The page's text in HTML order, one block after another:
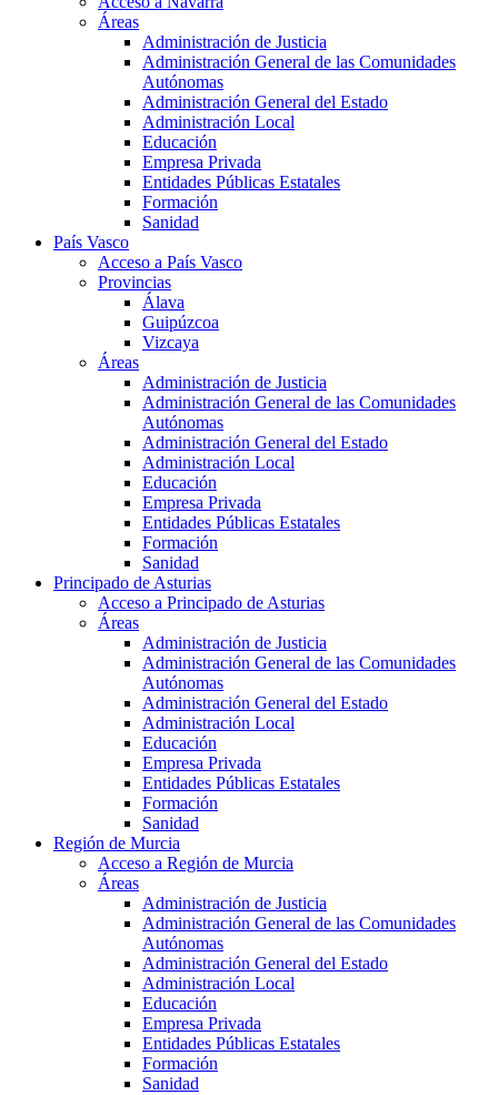
Áreas
Administración de Justicia
Administración General de las Comunidades
Autónomas
Administración General del Estado
Administración Local
Educación
Empresa Privada
Entidades Públicas Estatales
Formación
Sanidad
País Vasco
Acceso a País Vasco
Provincias
Álava
Guipúzcoa
Vizcaya
Áreas
Administración de Justicia
Administración General de las Comunidades
Autónomas
Administración General del Estado
Administración Local
Educación
Empresa Privada
Entidades Públicas Estatales
Formación
Sanidad
Principado de Asturias
Acceso a Principado de Asturias
Áreas
Administración de Justicia
Administración General de las Comunidades
Autónomas
Administración General del Estado
Administración Local
Educación
Empresa Privada
Entidades Públicas Estatales
Formación
Sanidad
Región de Murcia
Acceso a Región de Murcia
Áreas
Administración de Justicia
Administración General de las Comunidades
Autónomas
Administración General del Estado
Administración Local
Educación
Empresa Privada
Entidades Públicas Estatales
Formación
Sanidad